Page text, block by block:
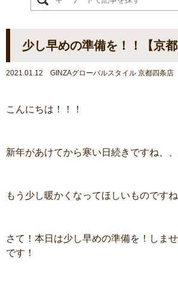
少し早めの準備を！！【京都
2021.01.12 GINZAグローバルスタイル 京都四条店
こんにちは！！！
新年があけてから寒い日続きですね、、
もう少し暖かくなってほしいものですね
さて！本日は少し早めの準備を！しま
です！